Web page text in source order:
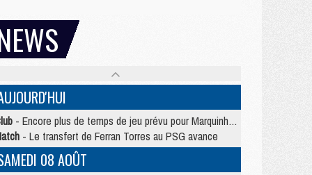
- Encore plus de temps de jeu prévu pour Marquinhos et les Portugais en Supercoupe
- Le transfert de Ferran Torres au PSG avance
08 AOÛT